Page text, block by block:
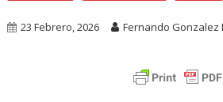
23 Febrero, 2026 Fernando